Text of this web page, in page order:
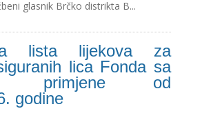
glasnik Brčko distrikta B...
lista lijekova za
lica Fonda sa
primjene od
godine